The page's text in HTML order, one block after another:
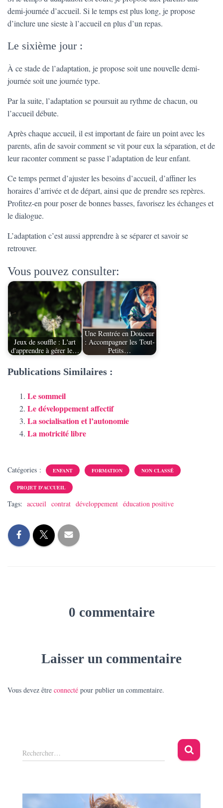
demi-journée d’accueil. Si le temps est plus long, je propose
d’inclure une sieste à l’accueil en plus d’un repas.
Le sixième jour :
À ce stade de l’adaptation, je propose soit une nouvelle demi-
journée soit une journée type.
Par la suite, l’adaptation se poursuit au rythme de chacun, ou
l’accueil débute.
Après chaque accueil, il est important de faire un point avec les
parents, afin de savoir comment se vit pour eux la séparation, et de
leur raconter comment se passe l’adaptation de leur enfant.
Ce temps permet d’ajuster les besoins d’accueil, d’affiner les
horaires d’arrivée et de départ, ainsi que de prendre ses repères.
Profitez-en pour poser de bonnes basses, favorisez les échanges et
le dialogue.
L’adaptation c’est aussi apprendre à se séparer et savoir se
retrouver.
Vous pouvez consulter:
Jeux de souffle : L'art
d'apprendre à gérer le…
Une Rentrée en Douceur
: Accompagner les Tout-
Petits…
Publications Similaires :
Le sommeil
Le développement affectif
La socialisation et l’autonomie
La motricité libre
Catégories : ENFANT FORMATION NON CLASSÉ
PROJET D'ACCUEIL
Tags: accueil contrat développement éducation positive
0 commentaire
Laisser un commentaire
Vous devez être connecté pour publier un commentaire.
R
e
e
Rechercher…